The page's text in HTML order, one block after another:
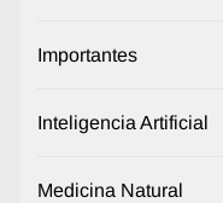
Importantes
Inteligencia Artificial
Medicina Natural